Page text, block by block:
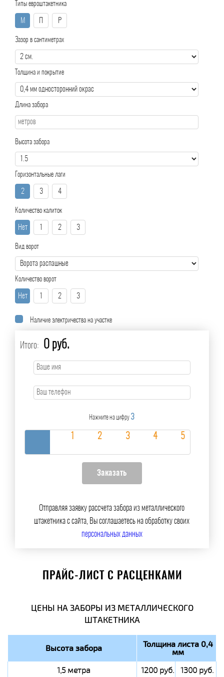
Типы евроштакетника
М Р
Зазор в сантиметрах
Толщина и покрытие
Длина забора
Высота забора
Горизонтальные лаги
2 3 4
Количество калиток
Нет 2 3
Вид ворот
Количество ворот
Нет 2 3
Наличие электричества на участке
Итого: 0 руб.
Нажмите на цифру 3
Отправляя заявку рассчета забора из металлического
штакетника с сайта, Вы соглашаетесь на обработку своих
персональных данных
ПРАЙС-ЛИСТ С РАСЦЕНКАМИ
ЦЕНЫ НА ЗАБОРЫ ИЗ МЕТАЛЛИЧЕСКОГО
ШТАКЕТНИКА
Высота забора Толщина листа 0,4
мм
1,5 метра 1200 руб. 1300 руб.